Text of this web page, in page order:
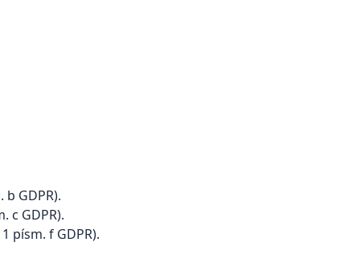
GDPR).
c GDPR).
písm. f GDPR).